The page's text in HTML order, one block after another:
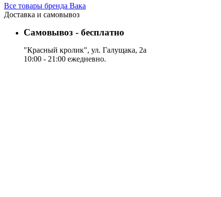
Все товары бренда Вака
Доставка и самовывоз
Самовывоз - бесплатно
"Красный кролик", ул. Галущака, 2а
10:00 - 21:00 ежедневно.